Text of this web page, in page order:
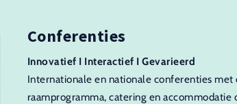
Conferenties
Innovatief I Interactief I Gevarieerd
Internationale en nationale conferenties met
raamprogramma, catering en accommodatie